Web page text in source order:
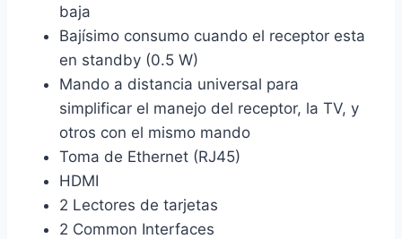
baja
Bajísimo consumo cuando el receptor esta
en standby (0.5 W)
Mando a distancia universal para
simplificar el manejo del receptor, la TV, y
otros con el mismo mando
Toma de Ethernet (RJ45)
HDMI
2 Lectores de tarjetas
2 Common Interfaces